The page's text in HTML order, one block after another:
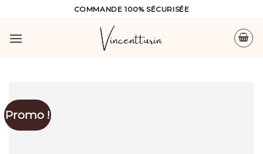
content
COMMANDE 100% SÉCURISÉE
Promo !